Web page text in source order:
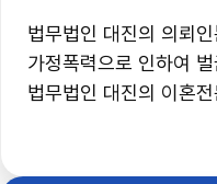
법무법인 대진의 의뢰인분은 남성분이시며, 짧은
가정폭력으로 인하여
법무법인 대진의 이혼